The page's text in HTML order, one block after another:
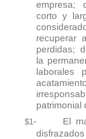
empresa;
corto y
recuperar
perdidas;
la
laborales
patrimonial
$1-
El